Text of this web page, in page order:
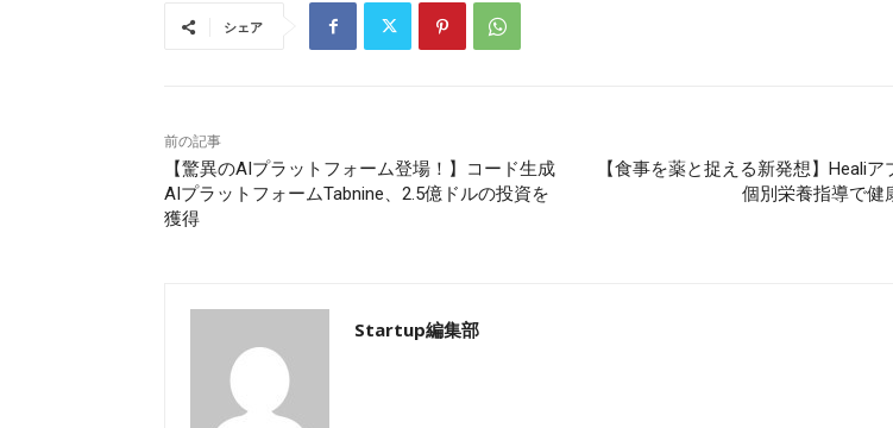
シェア
前の記事
【驚異のAIプラットフォーム登場！】コード生成
AIプラットフォームTabnine、2.5億ドルの投資を
獲得
【食事を薬と捉える新発想】Heali
個別栄養指導で健
Startup編集部